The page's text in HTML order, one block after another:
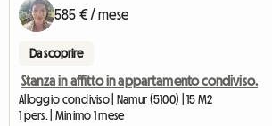
585 € / mese
Da scoprire
Stanza in affitto in appartamento condiviso.
Alloggio condiviso | Namur (5100) | 15 M2
1 pers. | Minimo 1 mese